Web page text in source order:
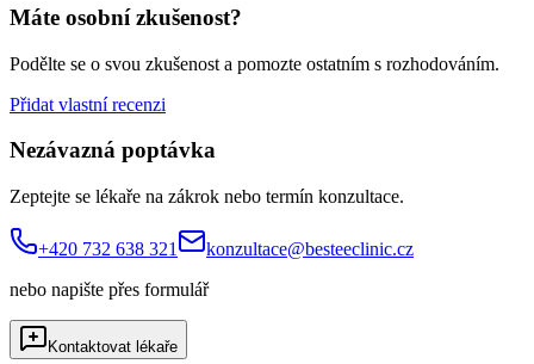
Máte osobní zkušenost?
Podělte se o svou zkušenost a pomozte ostatním s rozhodováním.
Přidat vlastní recenzi
Nezávazná poptávka
Zeptejte se lékaře na zákrok nebo termín konzultace.
+420 732 638 321
konzultace@besteeclinic.cz
nebo napište přes formulář
Kontaktovat lékaře